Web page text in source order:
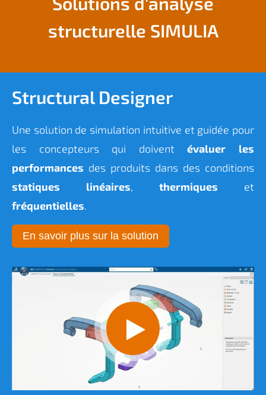
structurelle SIMULIA
Structural Designer
Une solution de simulation intuitive et guidée pour
les concepteurs qui doiventévaluer les
performances des produits dans des conditions
statiques linéaires, thermiques et
fréquentielles.
En savoir plus sur la solution